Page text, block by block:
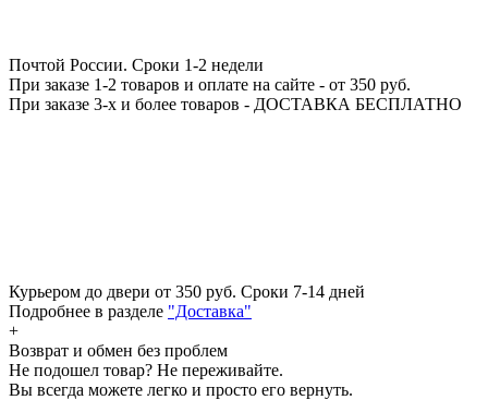
Почтой России. Сроки 1-2 недели
При заказе 1-2 товаров и оплате на сайте - от 350 руб.
При заказе 3-х и более товаров - ДОСТАВКА БЕСПЛАТНО
Курьером до двери от 350 руб. Сроки 7-14 дней
Подробнее в разделе "Доставка"
+
Возврат и обмен без проблем
Не подошел товар? Не переживайте.
Вы всегда можете легко и просто его вернуть.